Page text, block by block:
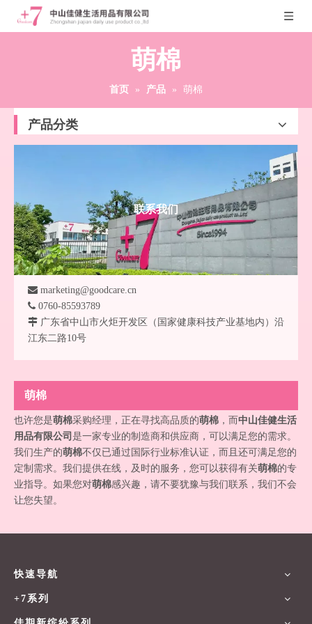
萌棉
首页 » 产品 » 萌棉
产品分类
联系我们
 marketing@goodcare.cn
 0760-85593789
 广东省中山市火炬开发区（国家健康科技产业基地内）沿
江东二路10号
萌棉
也许您是萌棉采购经理，正在寻找高品质的萌棉 ，而中山佳健生活
用品有限公司 是一家专业的制造商和供应商，可以满足您的需求。
我们生产的萌棉不仅已通过国际行业标准认证，而且还可满足您的
定制需求。我们提供在线，及时的服务，您可以获得有关萌棉的专
业指导。如果您对萌棉感兴趣，请不要犹豫与我们联系，我们不会
让您失望。
快速导航
+7系列